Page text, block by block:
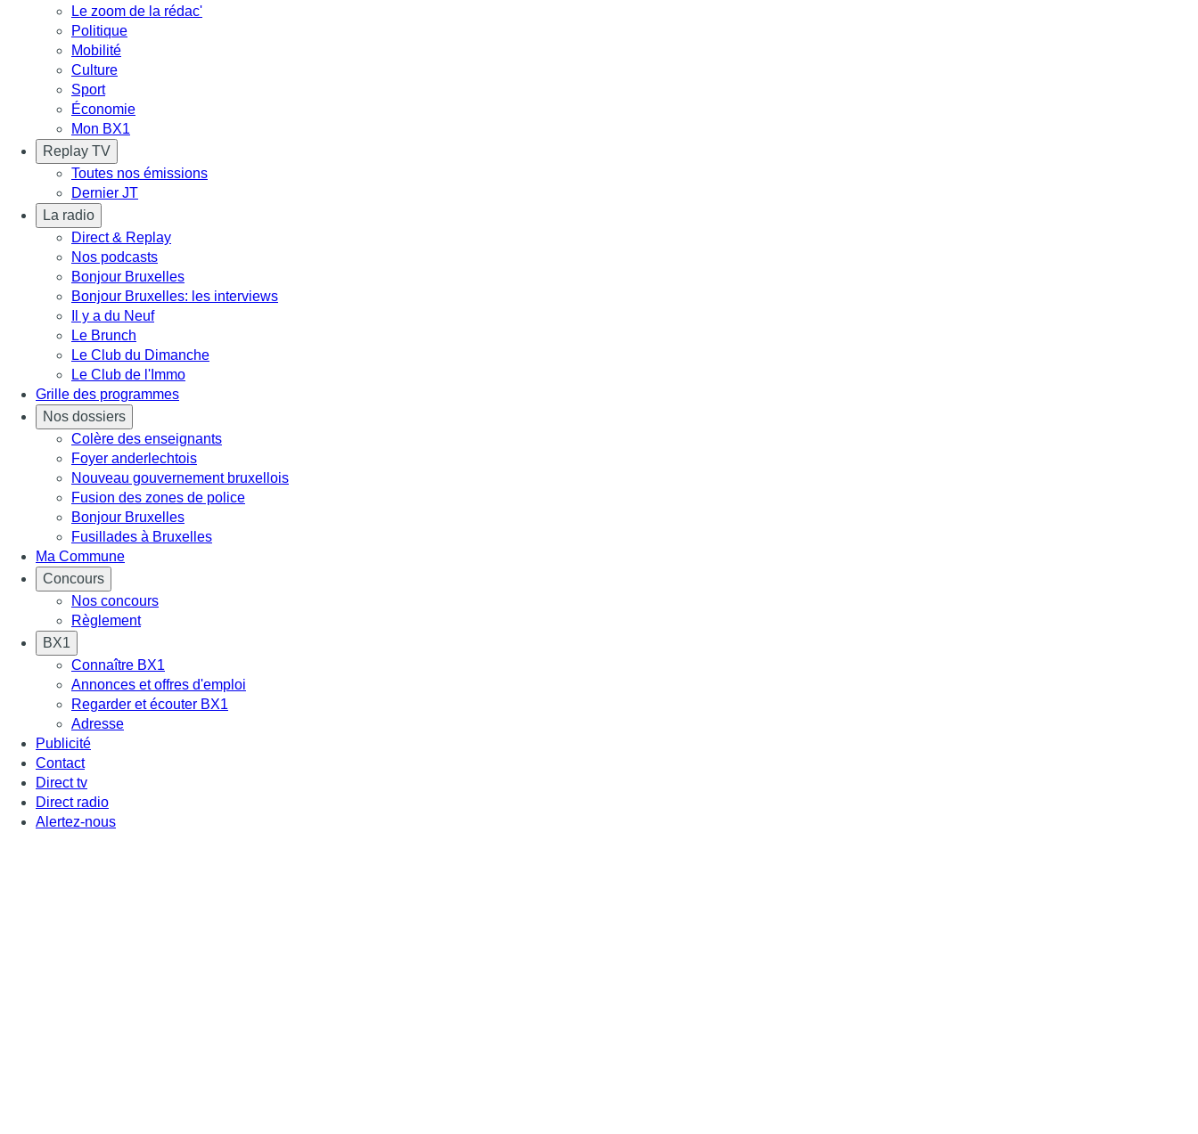
Le zoom de la rédac'
Politique
Mobilité
Culture
Sport
Économie
Mon BX1
Replay TV
Toutes nos émissions
Dernier JT
La radio
Direct & Replay
Nos podcasts
Bonjour Bruxelles
Bonjour Bruxelles: les interviews
Il y a du Neuf
Le Brunch
Le Club du Dimanche
Le Club de l'Immo
Grille des programmes
Nos dossiers
Colère des enseignants
Foyer anderlechtois
Nouveau gouvernement bruxellois
Fusion des zones de police
Bonjour Bruxelles
Fusillades à Bruxelles
Ma Commune
Concours
Nos concours
Règlement
BX1
Connaître BX1
Annonces et offres d'emploi
Regarder et écouter BX1
Adresse
Publicité
Contact
Direct tv
Direct radio
Alertez-nous